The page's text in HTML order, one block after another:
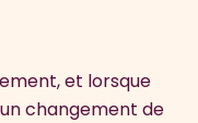
et lorsque
changement de